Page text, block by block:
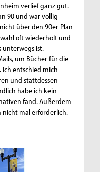
verlief ganz gut.
90 und war völlig
über den 90er-Plan
oft wiederholt und
unterwegs ist.
um Bücher für die
entschied mich
und stattdessen
habe ich kein
fand. Außerdem
nicht mal erforderlich.